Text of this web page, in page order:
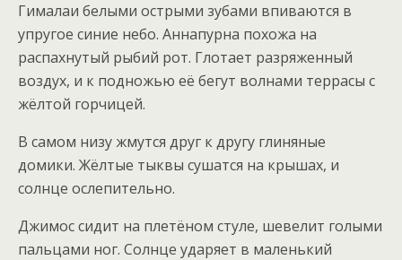
Гималаи белыми острыми зубами впиваются в
упругое синие небо. Аннапурна похожа на
распахнутый рыбий рот. Глотает разряженный
воздух, и к подножью её бегут волнами террасы с
жёлтой горчицей.
В самом низу жмутся друг к другу глиняные
домики. Жёлтые тыквы сушатся на крышах, и
солнце ослепительно.
Джимос сидит на плетёном стуле, шевелит голыми
пальцами ног. Солнце ударяет в маленький